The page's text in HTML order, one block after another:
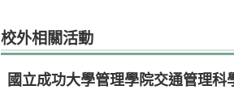
校外相關活動
國立成功大學管理學院交通管理